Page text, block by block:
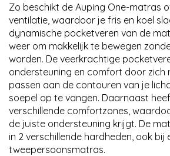
Zo beschikt de Auping One-matras
ventilatie, waardoor je fris en koel
dynamische pocketveren van de
weer om makkelijk te bewegen
worden. De veerkrachtige
ondersteuning en comfort door zich
passen aan de contouren van je
soepel op te vangen. Daarnaast
verschillende comfortzones,
de juiste ondersteuning krijgt. De
in 2 verschillende hardheden, ook bij
tweepersoonsmatras.